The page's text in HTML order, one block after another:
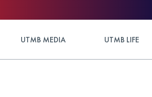
UTMB MEDIA UTMB LIFE